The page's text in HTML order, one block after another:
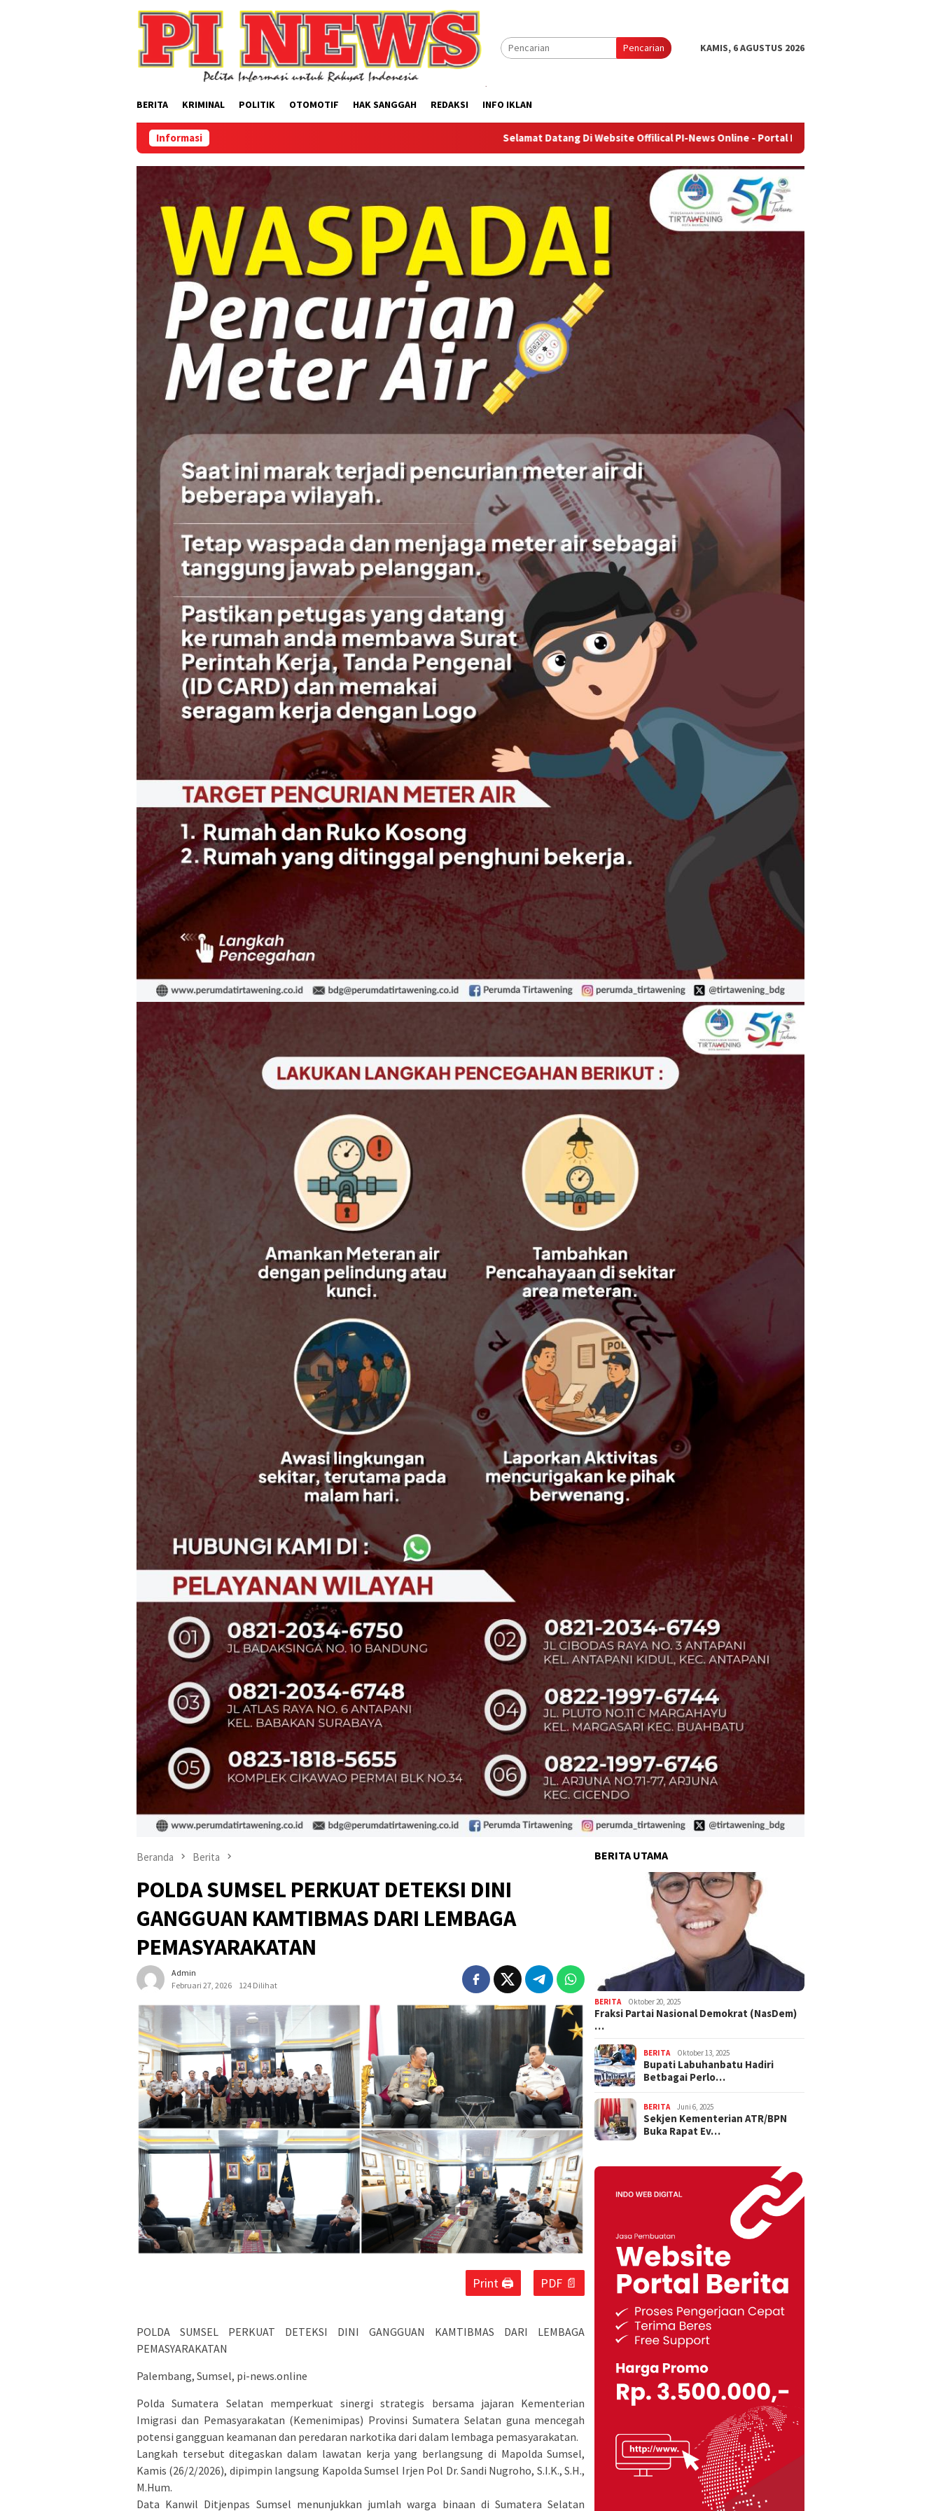
Pencarian
KAMIS, 6 AGUSTUS 2026
BERITA KRIMINAL POLITIK OTOMOTIF HAK SANGGAH REDAKSI INFO IKLAN
Informasi Selamat Datang Di Website Offilical PI-News Online - Portal Berita Terupdate & Terpercaya
Beranda Berita
POLDA SUMSEL PERKUAT DETEKSI DINI
GANGGUAN KAMTIBMAS DARI LEMBAGA
PEMASYARAKATAN
Admin
Februari 27, 2026
124 Dilihat
Print 🖨 PDF 📄
POLDA SUMSEL PERKUAT DETEKSI DINI GANGGUAN KAMTIBMAS DARI LEMBAGA
PEMASYARAKATAN
Palembang, Sumsel, pi-news.online
Polda Sumatera Selatan memperkuat sinergi strategis bersama jajaran Kementerian
Imigrasi dan Pemasyarakatan (Kemenimipas) Provinsi Sumatera Selatan guna mencegah
potensi gangguan keamanan dan peredaran narkotika dari dalam lembaga pemasyarakatan.
Langkah tersebut ditegaskan dalam lawatan kerja yang berlangsung di Mapolda Sumsel,
Kamis (26/2/2026), dipimpin langsung Kapolda Sumsel Irjen Pol Dr. Sandi Nugroho, S.I.K., S.H.,
M.Hum.
Data Kanwil Ditjenpas Sumsel menunjukkan jumlah warga binaan di Sumatera Selatan
BERITA UTAMA
BERITA Oktober 20, 2025
Fraksi Partai Nasional Demokrat (NasDem)
…
BERITA Oktober 13, 2025
Bupati Labuhanbatu Hadiri
Betbagai Perlo…
BERITA Juni 6, 2025
Sekjen Kementerian ATR/BPN
Buka Rapat Ev…